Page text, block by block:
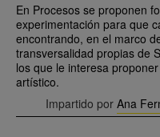
En Procesos se proponen
experimentación para que
encontrando, en el marco
transversalidad propias de
los que le interesa
artístico.
Impartido por Ana